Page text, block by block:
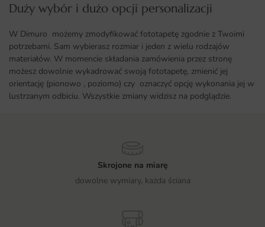
Duży wybór i dużo opcji personalizacji ​
W Dimuro możemy zmodyfikować fototapetę zgodnie z Twoimi
potrzebami. Sam wybierasz rozmiar i jeden z wielu rodzajów
materiałów. W momencie składania zamówienia przez stronę
możesz dowolnie wykadrować swoją fototapetę, zmienić jej
orientację (pionowo , poziomo) czy oznaczyć opcję wykonania jej w
lustrzanym odbiciu. Wszystkie zmiany widzisz na podglądzie.
Skrojone na miarę
dowolne wymiary, każda ściana